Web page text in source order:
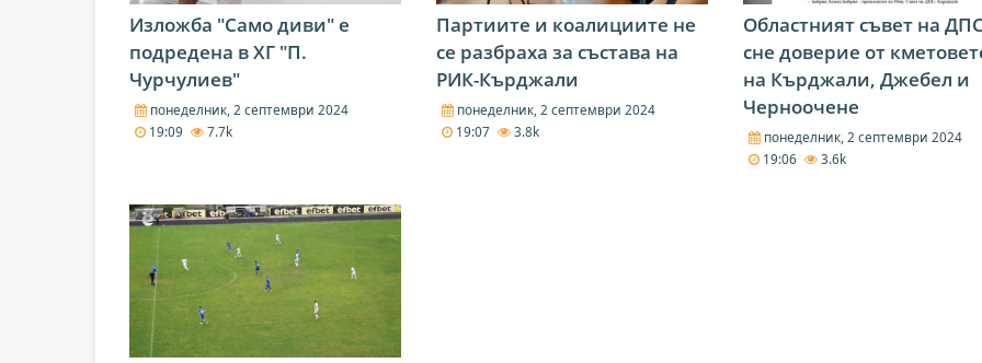
Изложба "Само диви" е
подредена в ХГ "П.
Чурчулиев"
понеделник, 2 септември 2024
19:09
7.7k
Партиите и коалициите не
се разбраха за състава на
РИК-Кърджали
понеделник, 2 септември 2024
19:07
3.8k
Областният съвет на
сне доверие от
на Кърджали, Джебел и
Черноочене
понеделник, 2 септември 2024
19:06
3.6k